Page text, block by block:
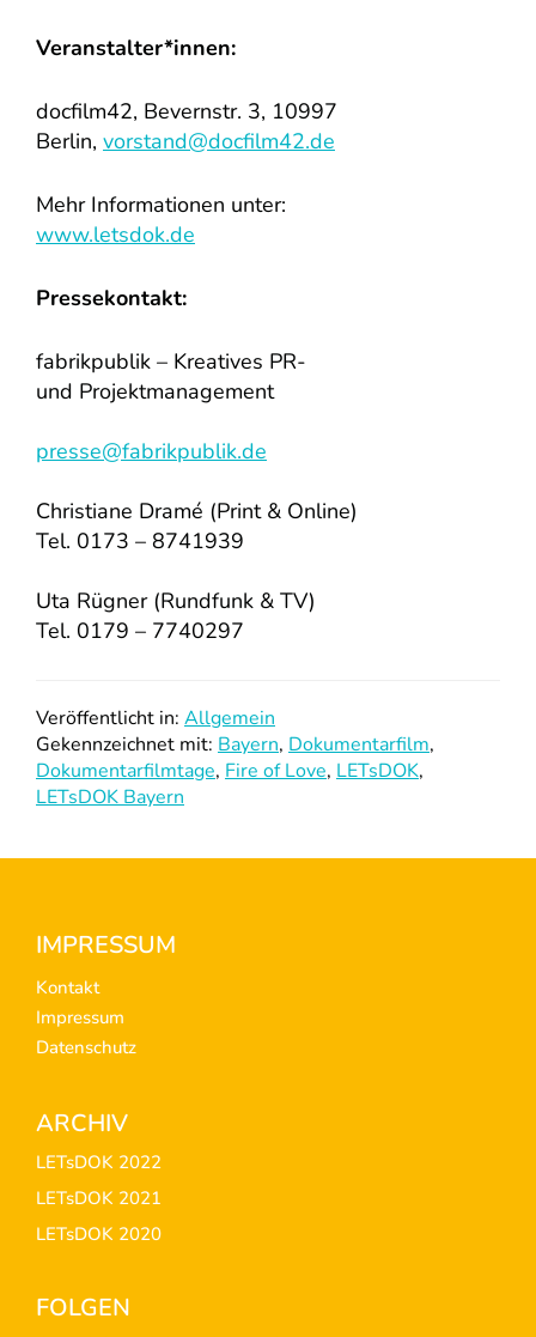
Veranstalter*innen:
docfilm42, Bevernstr. 3, 10997
Berlin, vorstand@docfilm42.de
Mehr Informationen unter:
www.letsdok.de
Pressekontakt:
fabrikpublik – Kreatives PR-
und Projektmanagement
presse@fabrikpublik.de
Christiane Dramé (Print & Online)
Tel. 0173 – 8741939
Uta Rügner (Rundfunk & TV)
Tel. 0179 – 7740297
Veröffentlicht in: Allgemein
Gekennzeichnet mit: Bayern, Dokumentarfilm,
Dokumentarfilmtage, Fire of Love, LETsDOK,
LETsDOK Bayern
Footer
IMPRESSUM
Kontakt
Impressum
Datenschutz
ARCHIV
LETsDOK 2022
LETsDOK 2021
LETsDOK 2020
FOLGEN